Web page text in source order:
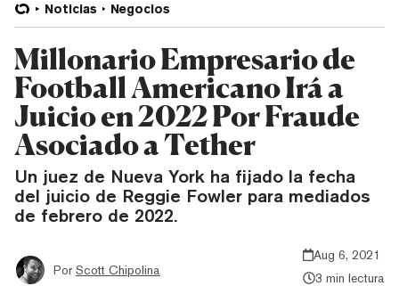
Noticias Negocios
Millonario Empresario de
Football Americano Irá a
Juicio en 2022 Por Fraude
Asociado a Tether
Un juez de Nueva York ha fijado la fecha
del juicio de Reggie Fowler para mediados
de febrero de 2022.
Por Scott Chipolina
Aug 6, 2021
3 min lectura